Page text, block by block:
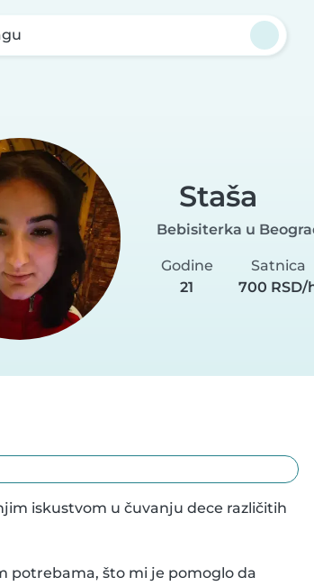
Staša
Bebisiterka u
Godine
21
Satnica
700 RSD/
iskustvom u čuvanju dece različitih
potrebama, što mi je pomoglo da